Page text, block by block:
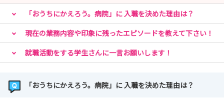
いただけたら嬉しいです。
「おうちにかえろう。病院」アカウント
https://www.instagram.com/teamblue_ouchihp/
https://www.youtube.com/@teambluechannel
「おうちにかえろう。病院」に 入職を決めた理由は？
現在の業務内容や印象に残ったエピソードを教えて下さい！
就職活動をする学生さんに一言お願いします！
「おうちにかえろう。病院」に 入職を決めた理由は？